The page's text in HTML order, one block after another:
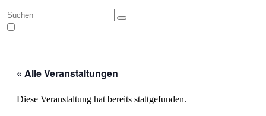
« Alle Veranstaltungen
Diese Veranstaltung hat bereits stattgefunden.